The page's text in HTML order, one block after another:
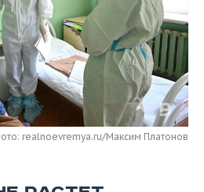
realnoevremya.ru/Максим Платонов